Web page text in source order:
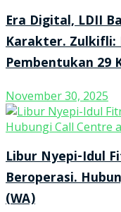
Era Digital, LDII
Karakter. Zulkifli:
Pembentukan 29
November 30, 2025
Libur Nyepi-Idul
Beroperasi.
(WA)